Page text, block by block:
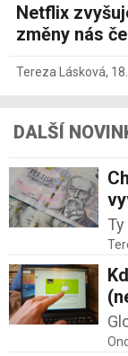
Netflix
změny nás
Tereza Lásková,
DALŠÍ